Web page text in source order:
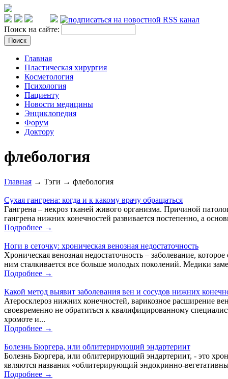
Поиск на сайте:
Главная
Пластическая хирургия
Косметология
Психология
Пациенту
Новости медицины
Энциклопедия
Форум
Доктору
флебология
Главная → Тэги → флебология
Сухая гангрена: когда и к какому врачу обращаться
Гангрена – некроз тканей живого организма. Причиной
гангрена нижних конечностей развивается постепенно, а
Подробнее →
Ноги в сеточку: хроническая венозная недостаточность
Хроническая венозная недостаточность – заболевание,
ним сталкивается все больше молодых поколений. Медики
Подробнее →
Какой метод выявит заболевания вен и сосудов нижних
Атеросклероз нижних конечностей, варикозное расширение
своевременно не обратиться к квалифицированному
хромоте и...
Подробнее →
Болезнь Бюргера, или облитерирующий эндартериит
Болезнь Бюргера, или облитерирующий эндартериит, - это
являются названия «облитерирующий эндокринно-
Подробнее →